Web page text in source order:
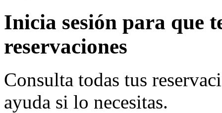
Inicia sesión para que
reservaciones
Consulta todas tus
ayuda si lo necesitas.